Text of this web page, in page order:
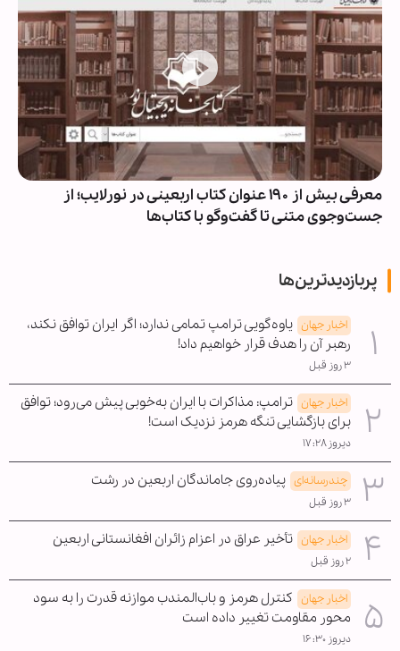
معرفی بیش از ۱۹۰ عنوان کتاب اربعینی در نورلایب؛ از
جست‌وجوی متنی تا گفت‌وگو با کتاب‌ها
پربازدیدترین‌ها
اخبار جهان یاوه‌گویی ترامپ تمامی ندارد؛ اگر ایران توافق نکند،
رهبر آن را هدف قرار خواهیم داد!
۳ روز قبل
اخبار جهان ترامپ: مذاکرات با ایران به‌خوبی پیش می‌رود؛ توافق
برای بازگشایی تنگه هرمز نزدیک است!
دیروز ۱۷:۲۸
چندرسانه‌ای پیاده‌روی جاماندگان اربعین در رشت
۳ روز قبل
اخبار جهان تأخیر عراق در اعزام زائران افغانستانی اربعین
۲ روز قبل
اخبار جهان کنترل هرمز و باب‌المندب موازنه قدرت را به سود
محور مقاومت تغییر داده است
دیروز ۱۶:۳۰